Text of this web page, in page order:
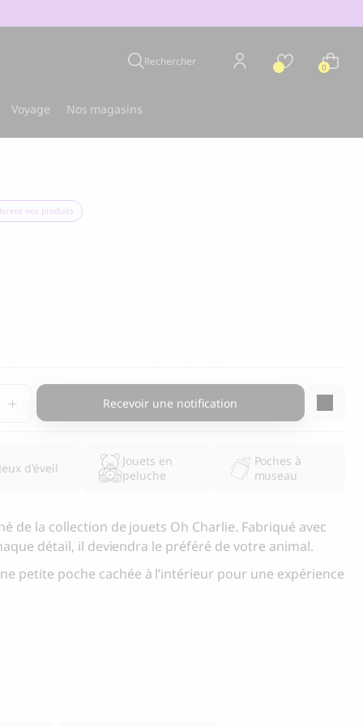
85.00CHF
Rechercher 0
Voyage Nos magasins
nos produits
Recevoir une notification
Jeux d'éveil
Jouets en
peluche
Poches à
museau
de la collection de jouets Oh Charlie. Fabriqué avec
détail, il deviendra le préféré de votre animal.
petite poche cachée à l’intérieur pour une expérience